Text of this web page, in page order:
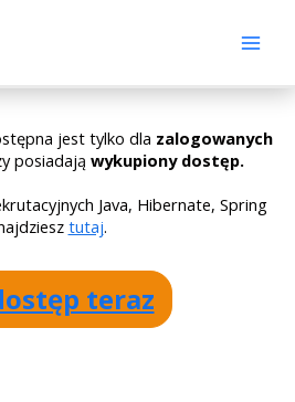
jest tylko dla zalogowanych
posiadają wykupiony dostęp.
Java, Hibernate, Spring
tutaj.
teraz